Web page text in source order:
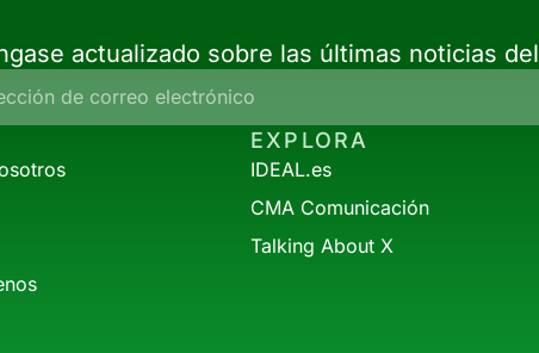
actualizado sobre las últimas noticias del
EXPLORA
IDEAL.es
CMA Comunicación
Talking About X